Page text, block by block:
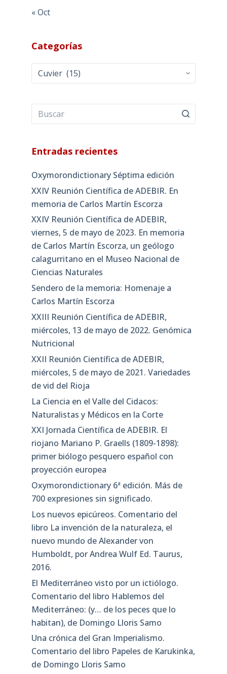
« Oct
Categorías
Categorías
Entradas recientes
Oxymorondictionary Séptima edición
XXIV Reunión Científica de ADEBIR. En
memoria de Carlos Martín Escorza
XXIV Reunión Científica de ADEBIR,
viernes, 5 de mayo de 2023. En memoria
de Carlos Martín Escorza, un geólogo
calagurritano en el Museo Nacional de
Ciencias Naturales
Sendero de la memoria: Homenaje a
Carlos Martín Escorza
XXIII Reunión Científica de ADEBIR,
miércoles, 13 de mayo de 2022. Genómica
Nutricional
XXII Reunión Científica de ADEBIR,
miércoles, 5 de mayo de 2021. Variedades
de vid del Rioja
La Ciencia en el Valle del Cidacos:
Naturalistas y Médicos en la Corte
XXI Jornada Científica de ADEBIR. El
riojano Mariano P. Graells (1809-1898):
primer biólogo pesquero español con
proyección europea
Oxymorondictionary 6ª edición. Más de
700 expresiones sin significado.
Los nuevos epicúreos. Comentario del
libro La invención de la naturaleza, el
nuevo mundo de Alexander von
Humboldt, por Andrea Wulf Ed. Taurus,
2016.
El Mediterráneo visto por un ictiólogo.
Comentario del libro Hablemos del
Mediterráneo: (y… de los peces que lo
habitan), de Domingo Lloris Samo
Una crónica del Gran Imperialismo.
Comentario del libro Papeles de Karukinka,
de Domingo Lloris Samo